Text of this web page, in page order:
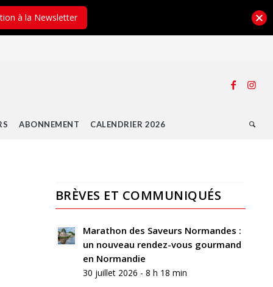
ABONNEMENT CALENDRIER 2026
Laisser
commentaire
BRÈVES ET COMMUNIQUÉS
Marathon des Saveurs Normandes :
un nouveau rendez-vous gourmand
en Normandie
30 juillet 2026 - 8 h 18 min
à la Newsletter